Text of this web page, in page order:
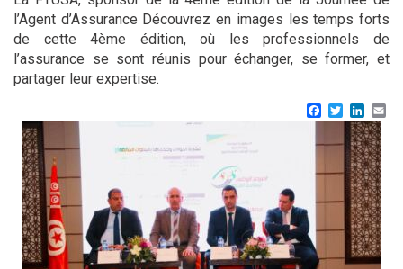
l’Agent d’Assurance Découvrez en images les temps forts
de cette 4ème édition, où les professionnels de
l’assurance se sont réunis pour échanger, se former, et
partager leur expertise.
Facebook
Twitter